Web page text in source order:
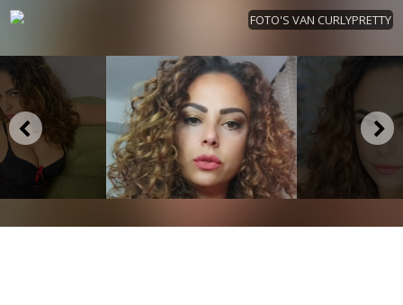
FOTO'S VAN CURLYPRETTY